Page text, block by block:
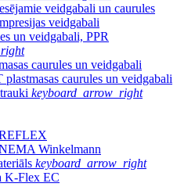
veidgabali un caurules
veidgabali
un veidgabali, PPR
caurules un veidgabali
caurules un veidgabali
keyboard_arrow_right
Winkelmann
keyboard_arrow_right
K-Flex EC